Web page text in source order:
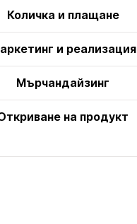
Количка и плащане
и реализация
Мърчандайзинг
на продукт